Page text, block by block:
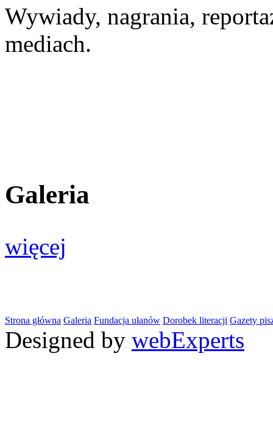
Wywiady, nagrania,
mediach.
Galeria
więcej
Strona główna Galeria Fundacja ułanów Dorobek literacji Gazety
Designed by webExperts